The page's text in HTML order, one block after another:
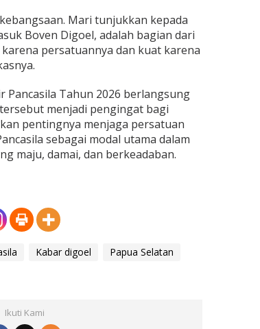
Mari tunjukkan kepada
Boven Digoel, adalah bagian dari
persatuannya dan kuat karena
Pancasila Tahun 2026 berlangsung
menjadi pengingat bagi
pentingnya menjaga persatuan
sebagai modal utama dalam
maju, damai, dan berkeadaban.
Kabar digoel
Papua Selatan
Ikuti Kami